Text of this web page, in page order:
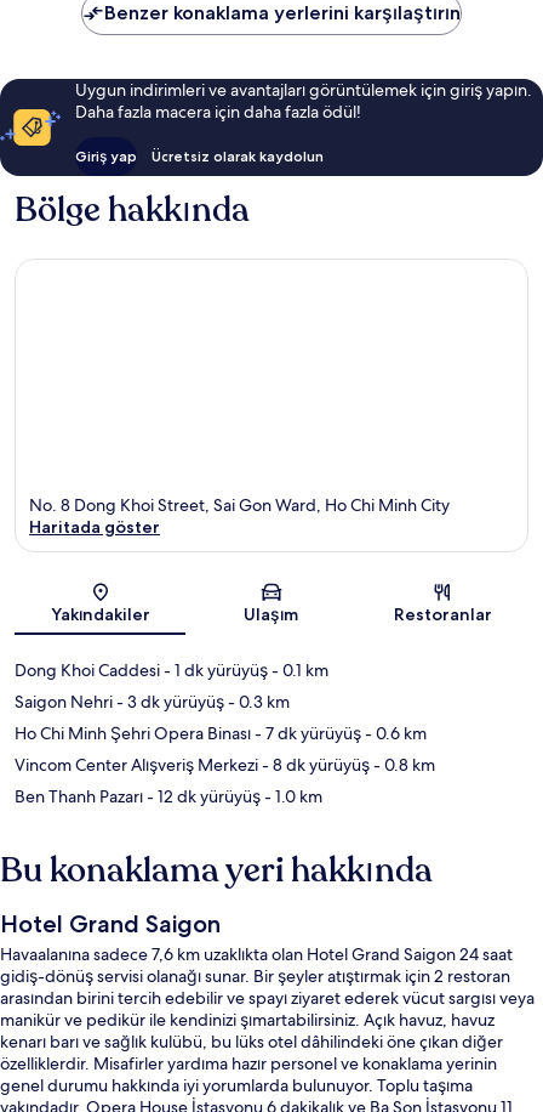
Benzer konaklama yerlerini karşılaştırın
Uygun indirimleri ve avantajları görüntülemek için giriş yapın.
Daha fazla macera için daha fazla ödül!
Giriş yap Ücretsiz olarak kaydolun
Bölge hakkında
Harita
No. 8 Dong Khoi Street, Sai Gon Ward, Ho Chi Minh City
Haritada göster
Yakındakiler Ulaşım Restoranlar
Dong Khoi Caddesi- 1 dk yürüyüş- 0.1 km
Saigon Nehri- 3 dk yürüyüş- 0.3 km
Ho Chi Minh Şehri Opera Binası- 7 dk yürüyüş- 0.6 km
Vincom Center Alışveriş Merkezi- 8 dk yürüyüş- 0.8 km
Ben Thanh Pazarı- 12 dk yürüyüş- 1.0 km
Bu konaklama yeri hakkında
Hotel Grand Saigon
Havaalanına sadece 7,6 km uzaklıkta olan Hotel Grand Saigon 24 saat
gidiş-dönüş servisi olanağı sunar. Bir şeyler atıştırmak için 2 restoran
arasından birini tercih edebilir ve spayı ziyaret ederek vücut sargısı veya
manikür ve pedikür ile kendinizi şımartabilirsiniz. Açık havuz, havuz
kenarı barı ve sağlık kulübü, bu lüks otel dâhilindeki öne çıkan diğer
özelliklerdir. Misafirler yardıma hazır personel ve konaklama yerinin
genel durumu hakkında iyi yorumlarda bulunuyor. Toplu taşıma
yakındadır, Opera House İstasyonu 6 dakikalık ve Ba Son İstasyonu 11